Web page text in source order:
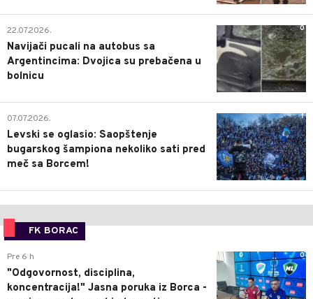
0
22.07.2026.
Navijači pucali na autobus sa
Argentincima: Dvojica su prebačena u
bolnicu
1
07.07.2026.
Levski se oglasio: Saopštenje
bugarskog šampiona nekoliko sati pred
meč sa Borcem!
FK BORAC
0
Pre 6 h
"Odgovornost, disciplina,
koncentracija!" Jasna poruka iz Borca -